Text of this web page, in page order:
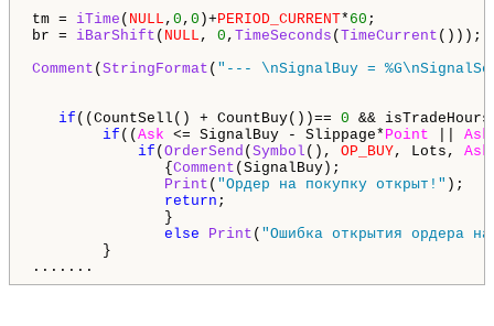
tm = iTime ( NULL , 0 , 0 )+PERIOD_CURRENT* 60 ;
br = iBarShift ( NULL , 0 , TimeSeconds ( TimeCurrent ()));
Comment ( StringFormat ( "--- \nSignalBuy =
if ((CountSell() + CountBuy())== 0 &&
if (( Ask <= SignalBuy - Slippage* Point Ask
if ( OrderSend ( Symbol (), OP_BUY, Lots, Ask
{ Comment (SignalBuy);
Print ( "Ордер на покупку открыт!" );
return ;
}
else
Print ( "Ошибка открытия ордера
}
.......